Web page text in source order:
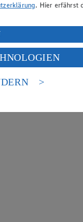
. Hier erfährst
Facebook und
49 Abs. 1 Satz 1 lit. a)
sieht die USA als
an. Es